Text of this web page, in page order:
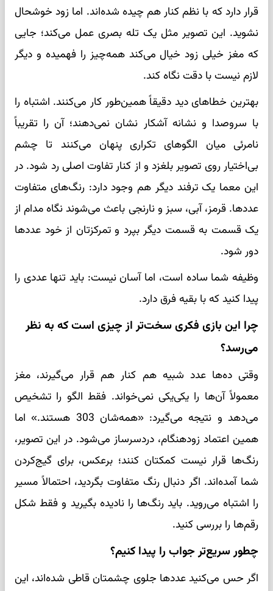
قرار دارد که با نظم کنار هم چیده شده‌اند. اما زود خوشحال
نشوید. این تصویر مثل یک تله بصری عمل می‌کند؛ جایی
که مغز خیلی زود خیال می‌کند همه‌چیز را فهمیده و دیگر
لازم نیست با دقت نگاه کند.
بهترین خطاهای دید دقیقاً همین‌طور کار می‌کنند. اشتباه را
با سروصدا و نشانه آشکار نشان نمی‌دهند؛ آن را تقریباً
نامرئی میان الگوهای تکراری پنهان می‌کنند تا چشم
بی‌اختیار روی تصویر بلغزد و از کنار تفاوت اصلی رد شود. در
این معما یک ترفند دیگر هم وجود دارد: رنگ‌های متفاوت
عددها. قرمز، آبی، سبز و نارنجی باعث می‌شوند نگاه مدام از
یک قسمت به قسمت دیگر بپرد و تمرکزتان از خود عددها
دور شود.
وظیفه شما ساده است، اما آسان نیست: باید تنها عددی را
پیدا کنید که با بقیه فرق دارد.
چرا این بازی فکری سخت‌تر از چیزی است که به نظر
می‌رسد؟
وقتی ده‌ها عدد شبیه هم کنار هم قرار می‌گیرند، مغز
معمولاً آن‌ها را یکی‌یکی نمی‌خواند. فقط الگو را تشخیص
می‌دهد و نتیجه می‌گیرد: «همه‌شان 303 هستند.» اما
همین اعتماد زودهنگام، دردسرساز می‌شود. در این تصویر،
رنگ‌ها قرار نیست کمکتان کنند؛ برعکس، برای گیج‌کردن
شما آمده‌اند. اگر دنبال رنگ متفاوت بگردید، احتمالاً مسیر
را اشتباه می‌روید. باید رنگ‌ها را نادیده بگیرید و فقط شکل
رقم‌ها را بررسی کنید.
چطور سریع‌تر جواب را پیدا کنیم؟
اگر حس می‌کنید عددها جلوی چشمتان قاطی شده‌اند، این